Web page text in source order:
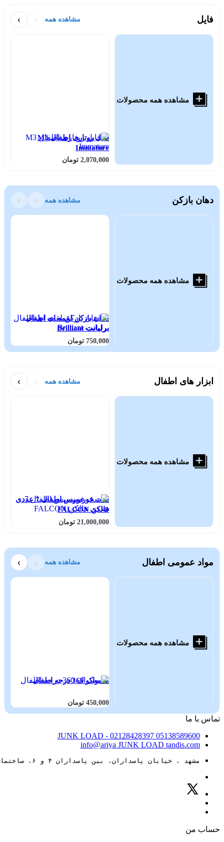
فایل مشاهده همه ‹
›
مشاهده همه محصولات
فایل روتاری اطفال M3
Immature
2,070,000 تومان
دهان بازکن مشاهده همه ‹
›
مشاهده همه محصولات
دهان بازکن لقمه ای اطفال
برلیانت Brilliant
750,000 تومان
ابزار های اطفال مشاهده همه ‹
›
مشاهده همه محصولات
ست فورسپس اطفال 7 عددی
فالکن FALCON
21,000,000 تومان
مواد عمومی اطفال مشاهده همه ‹
›
مشاهده همه محصولات
مسواک 360 درجه اطفال
450,000 تومان
تماس با ما
05138589600
JUNK LOAD - 02128428397
info@ariya JUNK LOAD tandis.com
مشهد ، خیابان پاسداران، بین پاسداران ۴ و ۶، ساختمان ۸۸
حساب من